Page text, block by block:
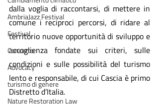
AmbriaJazz Festival
Festival
Concerto
Advocacy
turismo di genere
Nature Restoration Law
dalla voglia di raccontarsi, di mettere in
comune i reciproci percorsi, di ridare al
territorio nuove opportunità di sviluppo e
accoglienza fondate sui criteri, sulle
condizioni e sulle possibilità del turismo
lento e responsabile, di cui Cascia è primo
Distretto d’Italia.